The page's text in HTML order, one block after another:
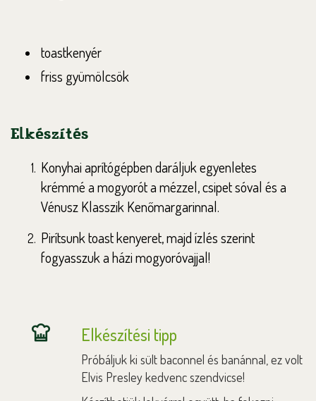
toastkenyér
friss gyümölcsök
Elkészítés
Konyhai aprítógépben daráljuk egyenletes
krémmé a mogyorót a mézzel, csipet sóval és a
Vénusz Klasszik Kenőmargarinnal.
Pirítsunk toast kenyeret, majd ízlés szerint
fogyasszuk a házi mogyoróvajjal!
Elkészítési tipp
Próbáljuk ki sült baconnel és banánnal, ez volt
Elvis Presley kedvenc szendvicse!